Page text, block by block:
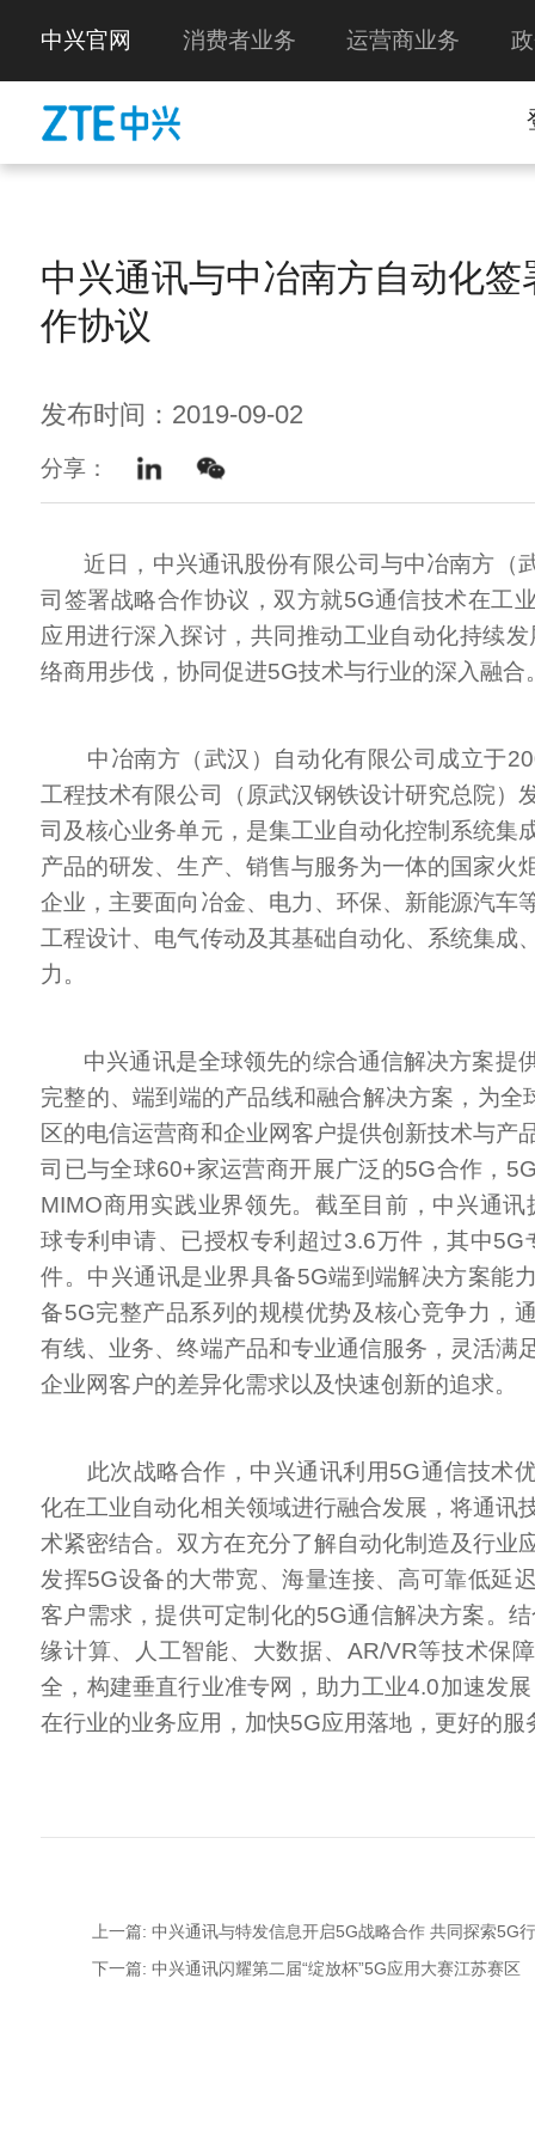
中兴官网 消费者业务 运营商业务
中兴通讯与中冶南方自动化签
作协议
发布时间：2019-09-02
分享：
近日，中兴通讯股份有限公司与中冶南方（
司签署战略合作协议，双方就5G通信技术在工
应用进行深入探讨，共同推动工业自动化持续
络商用步伐，协同促进5G技术与行业的深入融合
中冶南方（武汉）自动化有限公司成立于
工程技术有限公司（原武汉钢铁设计研究总院）
司及核心业务单元，是集工业自动化控制系统集
产品的研发、生产、销售与服务为一体的国家火
企业，主要面向冶金、电力、环保、新能源汽车
工程设计、电气传动及其基础自动化、系统集成
力。
中兴通讯是全球领先的综合通信解决方案提
完整的、端到端的产品线和融合解决方案，为全
区的电信运营商和企业网客户提供创新技术与产
司已与全球60+家运营商开展广泛的5G合作，
MIMO商用实践业界领先。截至目前，中兴通
球专利申请、已授权专利超过3.6万件，其中5G
件。中兴通讯是业界具备5G端到端解决方案能
备5G完整产品系列的规模优势及核心竞争力，
有线、业务、终端产品和专业通信服务，灵活满
企业网客户的差异化需求以及快速创新的追求。
此次战略合作，中兴通讯利用5G通信技术
化在工业自动化相关领域进行融合发展，将通讯
术紧密结合。双方在充分了解自动化制造及行业
发挥5G设备的大带宽、海量连接、高可靠低延
客户需求，提供可定制化的5G通信解决方案。
缘计算、人工智能、大数据、AR/VR等技术保
全，构建垂直行业准专网，助力工业4.0加速发
在行业的业务应用，加快5G应用落地，更好的服
上一篇: 中兴通讯与特发信息开启5G战略合作 共同探索5G
下一篇: 中兴通讯闪耀第二届“绽放杯”5G应用大赛江苏赛区